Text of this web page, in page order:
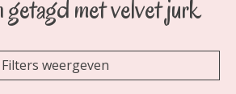
met velvet jurk
Filters weergeven